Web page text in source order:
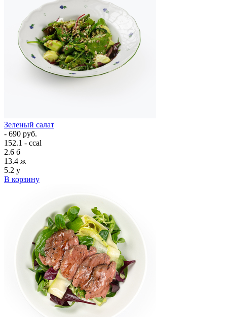
Зеленый салат
- 690 руб.
152.1 - ccal
2.6 б
13.4 ж
5.2 у
В корзину